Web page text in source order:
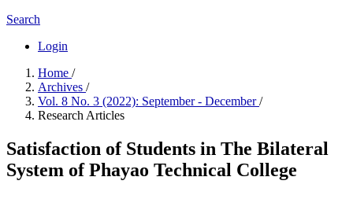
Search
Login
Home /
Archives /
Vol. 8 No. 3 (2022): September - December/
Research Articles
Satisfaction of Students in The Bilateral
System of Phayao Technical College